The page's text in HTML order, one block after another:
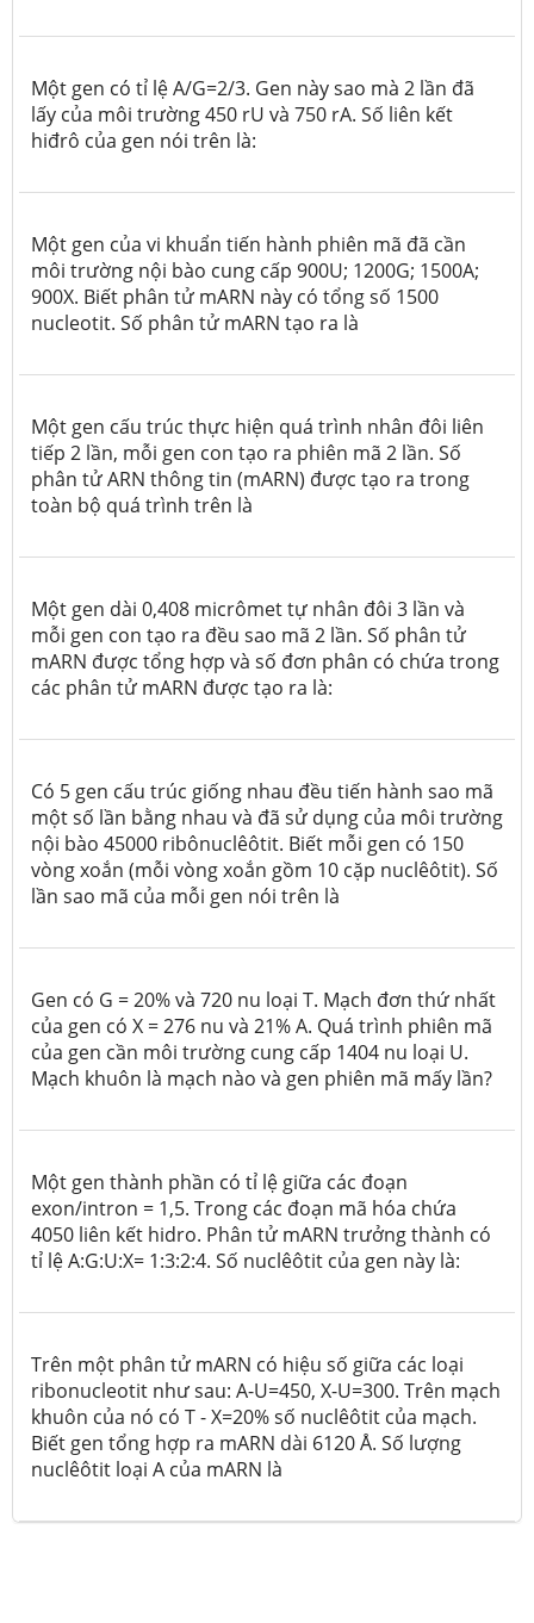
Một gen có tỉ lệ A/G=2/3. Gen này sao mà 2 lần đã
lấy của môi trường 450 rU và 750 rA. Số liên kết
hiđrô của gen nói trên là:
Một gen của vi khuẩn tiến hành phiên mã đã cần
môi trường nội bào cung cấp 900U; 1200G; 1500A;
900X. Biết phân tử mARN này có tổng số 1500
nucleotit. Số phân tử mARN tạo ra là
Một gen cấu trúc thực hiện quá trình nhân đôi liên
tiếp 2 lần, mỗi gen con tạo ra phiên mã 2 lần. Số
phân tử ARN thông tin (mARN) được tạo ra trong
toàn bộ quá trình trên là
Một gen dài 0,408 micrômet tự nhân đôi 3 lần và
mỗi gen con tạo ra đều sao mã 2 lần. Số phân tử
mARN được tổng hợp và số đơn phân có chứa trong
các phân tử mARN được tạo ra là:
Có 5 gen cấu trúc giống nhau đều tiến hành sao mã
một số lần bằng nhau và đã sử dụng của môi trường
nội bào 45000 ribônuclêôtit. Biết mỗi gen có 150
vòng xoắn (mỗi vòng xoắn gồm 10 cặp nuclêôtit). Số
lần sao mã của mỗi gen nói trên là
Gen có G = 20% và 720 nu loại T. Mạch đơn thứ nhất
của gen có X = 276 nu và 21% A. Quá trình phiên mã
của gen cần môi trường cung cấp 1404 nu loại U.
Mạch khuôn là mạch nào và gen phiên mã mấy lần?
Một gen thành phần có tỉ lệ giữa các đoạn
exon/intron = 1,5. Trong các đoạn mã hóa chứa
4050 liên kết hidro. Phân tử mARN trưởng thành có
tỉ lệ A:G:U:X= 1:3:2:4. Số nuclêôtit của gen này là:
Trên một phân tử mARN có hiệu số giữa các loại
ribonucleotit như sau: A-U=450, X-U=300. Trên mạch
khuôn của nó có T - X=20% số nuclêôtit của mạch.
Biết gen tổng hợp ra mARN dài 6120Å. Số lượng
nuclêôtit loại A của mARN là